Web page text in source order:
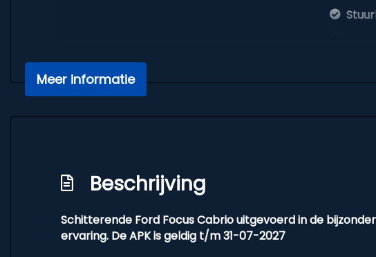
Exterieur
Buitenspiegels elektrisch verstel- en verwarmbaar
Centrale vergrendeling met afstandsbediening
Mistlampen voor
Verwarmde voorruit
Meer informatie
Beschrijving
Schitterende Ford Focus Cabrio uitgevoerd in de
ervaring. De APK is geldig t/m 31-07-2027